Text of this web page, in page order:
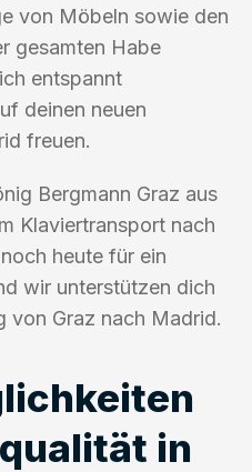
von Möbeln sowie den
gesamten Habe
entspannt
deinen neuen
freuen.
Bergmann Graz aus
Klaviertransport nach
heute für ein
wir unterstützen dich
von Graz nach Madrid.
in